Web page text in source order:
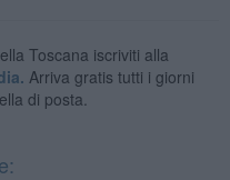
Toscana iscriviti alla
Arriva gratis tutti i giorni
di posta.